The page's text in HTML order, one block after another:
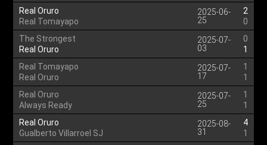
Real Oruro
Real Tomayapo
2025-06-
25
2
0
The Strongest
Real Oruro
2025-07-
03
0
1
Real Tomayapo
Real Oruro
2025-07-
17
1
1
Real Oruro
Always Ready
2025-07-
25
1
1
Real Oruro
Gualberto Villarroel SJ
2025-08-
31
4
1